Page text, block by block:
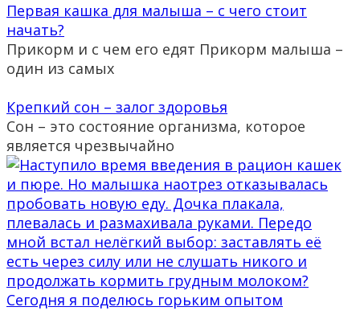
Первая кашка для малыша – с чего стоит
начать?
Прикорм и с чем его едят Прикорм малыша –
один из самых
Крепкий сон – залог здоровья
Сон – это состояние организма, которое
является чрезвычайно